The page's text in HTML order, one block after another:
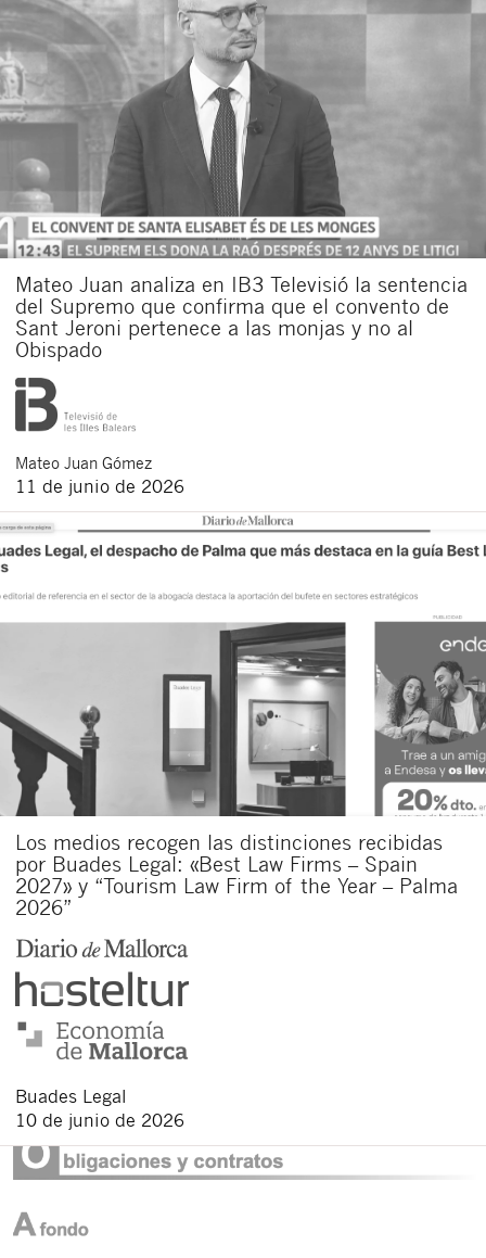
Mateo Juan analiza en IB3 Televisió la sentencia
del Supremo que confirma que el convento de
Sant Jeroni pertenece a las monjas y no al
Obispado
Mateo Juan Gómez
11 de junio de 2026
Los medios recogen las distinciones recibidas
por Buades Legal: «Best Law Firms – Spain
2027» y “Tourism Law Firm of the Year – Palma
2026”
Buades Legal
10 de junio de 2026